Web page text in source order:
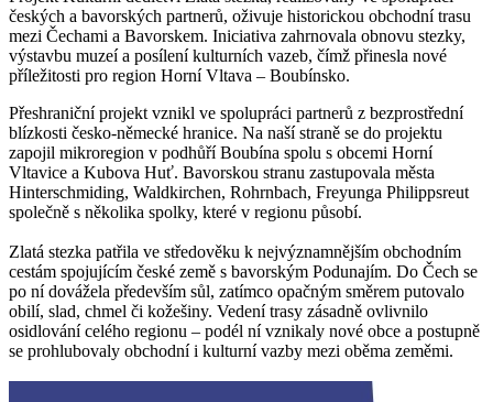
českých a bavorských partnerů, oživuje historickou obchodní trasu
mezi Čechami a Bavorskem. Iniciativa zahrnovala obnovu stezky,
výstavbu muzeí a posílení kulturních vazeb, čímž přinesla nové
příležitosti pro region Horní Vltava – Boubínsko.
Přeshraniční projekt vznikl ve spolupráci partnerů z bezprostřední
blízkosti česko-německé hranice. Na naší straně se do projektu
zapojil mikroregion v podhůří Boubína spolu s obcemi Horní
Vltavice a Kubova Huť. Bavorskou stranu zastupovala města
Hinterschmiding, Waldkirchen, Rohrnbach, Freyunga Philippsreut
společně s několika spolky, které v regionu působí.
Zlatá stezka patřila ve středověku k nejvýznamnějším obchodním
cestám spojujícím české země s bavorským Podunajím. Do Čech se
po ní dovážela především sůl, zatímco opačným směrem putovalo
obilí, slad, chmel či kožešiny. Vedení trasy zásadně ovlivnilo
osidlování celého regionu – podél ní vznikaly nové obce a postupně
se prohlubovaly obchodní i kulturní vazby mezi oběma zeměmi.